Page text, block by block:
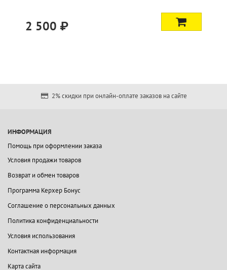
2 500 ₽
2% скидки при онлайн-оплате заказов на сайте
ИНФОРМАЦИЯ
Помощь при оформлении заказа
Условия продажи товаров
Возврат и обмен товаров
Программа Керхер Бонус
Соглашение о персональных данных
Политика конфиденциальности
Условия использования
Контактная информация
Карта сайта